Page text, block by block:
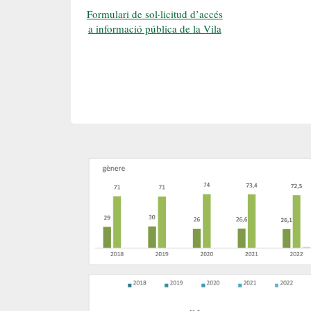
Formulari de sol·licitud d’accés
a informació pública de la Vila